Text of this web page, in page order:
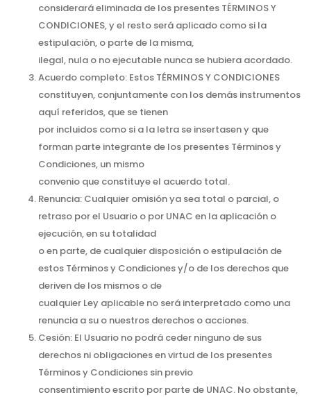
considerará eliminada de los presentes TÉRMINOS Y
CONDICIONES, y el resto será aplicado como si la
estipulación, o parte de la misma,
ilegal, nula o no ejecutable nunca se hubiera acordado.
Acuerdo completo: Estos TÉRMINOS Y CONDICIONES
constituyen, conjuntamente con los demás instrumentos
aquí referidos, que se tienen
por incluidos como si a la letra se insertasen y que
forman parte integrante de los presentes Términos y
Condiciones, un mismo
convenio que constituye el acuerdo total.
Renuncia: Cualquier omisión ya sea total o parcial, o
retraso por el Usuario o por UNAC en la aplicación o
ejecución, en su totalidad
o en parte, de cualquier disposición o estipulación de
estos Términos y Condiciones y/o de los derechos que
deriven de los mismos o de
cualquier Ley aplicable no será interpretado como una
renuncia a su o nuestros derechos o acciones.
Cesión: El Usuario no podrá ceder ninguno de sus
derechos ni obligaciones en virtud de los presentes
Términos y Condiciones sin previo
consentimiento escrito por parte de UNAC. No obstante,